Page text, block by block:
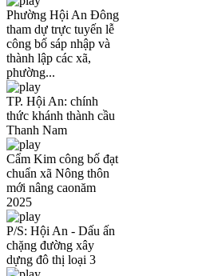
Phường Hội An Đông
tham dự trực tuyến lễ
công bố sáp nhập và
thành lập các xã,
phường...
TP. Hội An: chính
thức khánh thành cầu
Thanh Nam
Cẩm Kim công bố đạt
chuẩn xã Nông thôn
mới nâng caonăm
2025
P/S: Hội An - Dấu ấn
chặng đường xây
dựng đô thị loại 3